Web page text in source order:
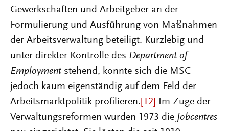
Gewerkschaften und Arbeitgeber an der
Formulierung und Ausführung von Maßnahmen
der Arbeitsverwaltung beteiligt. Kurzlebig und
unter direkter Kontrolle des Department of
Employment stehend, konnte sich die MSC
jedoch kaum eigenständig auf dem Feld der
Arbeitsmarktpolitik profilieren. [12]
Im Zuge der
Verwaltungsreformen wurden 1973 die Jobcentres